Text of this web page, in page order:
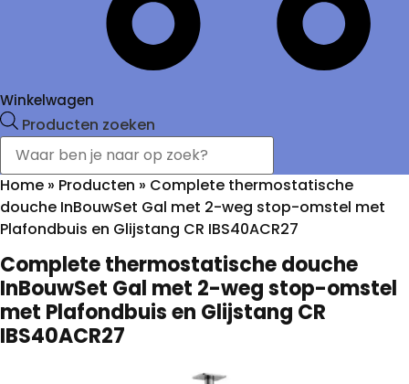
Winkelwagen
Producten zoeken
Home » Producten » Complete thermostatische
douche InBouwSet Gal met 2-weg stop-omstel met
Plafondbuis en Glijstang CR IBS40ACR27
Complete thermostatische douche
InBouwSet Gal met 2-weg stop-omstel
met Plafondbuis en Glijstang CR
IBS40ACR27